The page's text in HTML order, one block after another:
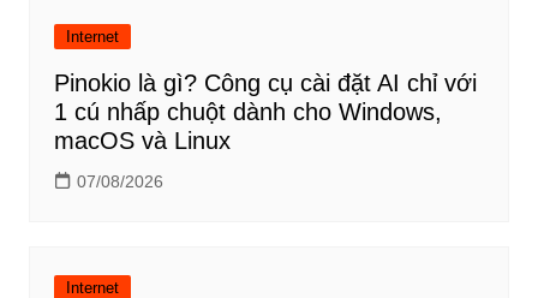
Internet
Pinokio là gì? Công cụ cài đặt AI chỉ với
1 cú nhấp chuột dành cho Windows,
macOS và Linux
07/08/2026
Internet